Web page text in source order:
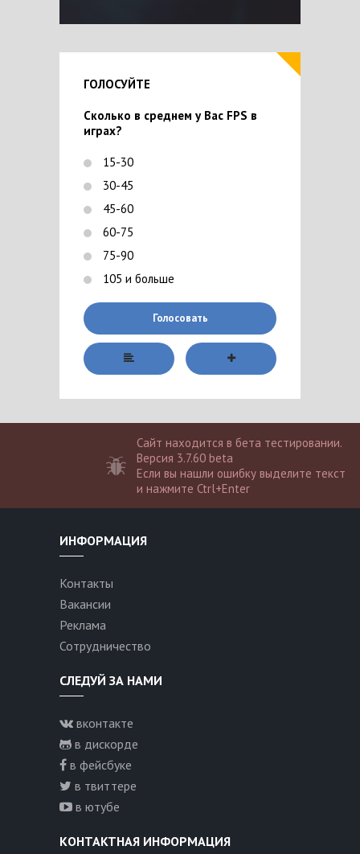
ГОЛОСУЙТЕ
Сколько в среднем у Вас FPS в
играх?
15-30
30-45
45-60
60-75
75-90
105 и больше
Голосовать
Сайт находится в бета тестировании.
Версия 3.7.60 beta
Если вы нашли ошибку выделите текст
и нажмите Ctrl+Enter
ИНФОРМАЦИЯ
Контакты
Вакансии
Реклама
Сотрудничество
СЛЕДУЙ ЗА НАМИ
вконтакте
в дискорде
в фейсбуке
в твиттере
в ютубе
КОНТАКТНАЯ ИНФОРМАЦИЯ